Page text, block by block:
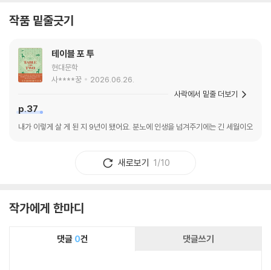
작품 밑줄긋기
테이블 포 투
현대문학
사****꿍
2026.06.26.
p.37
내가 이렇게 살 게 된 지 9년이 됐어요. 분노에 인생을 넘겨주기에는 긴 세월이오
사락에서 밑줄 더보기
새로보기 1/10
작가에게 한마디
댓글 0건 댓글쓰기